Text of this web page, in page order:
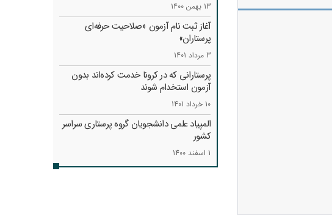
13 بهمن 1400
آغاز ثبت نام آزمون «صلاحیت حرفه‌ای
پرستاران»
3 مرداد 1401
پرستارانی که در کرونا خدمت کرد‌ه‌اند بدون
آزمون استخدام شوند
10 خرداد 1401
المپیاد علمی دانشجویان گروه پرستاری سراسر
کشور
1 اسفند 1400